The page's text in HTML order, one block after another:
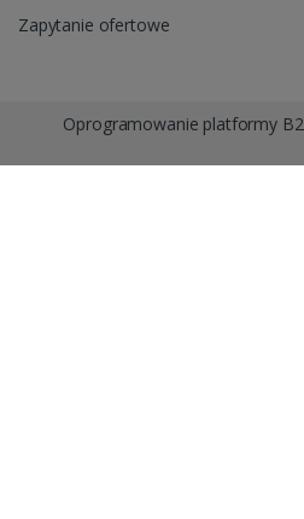
Zapytanie ofertowe
Oprogramowanie platformy